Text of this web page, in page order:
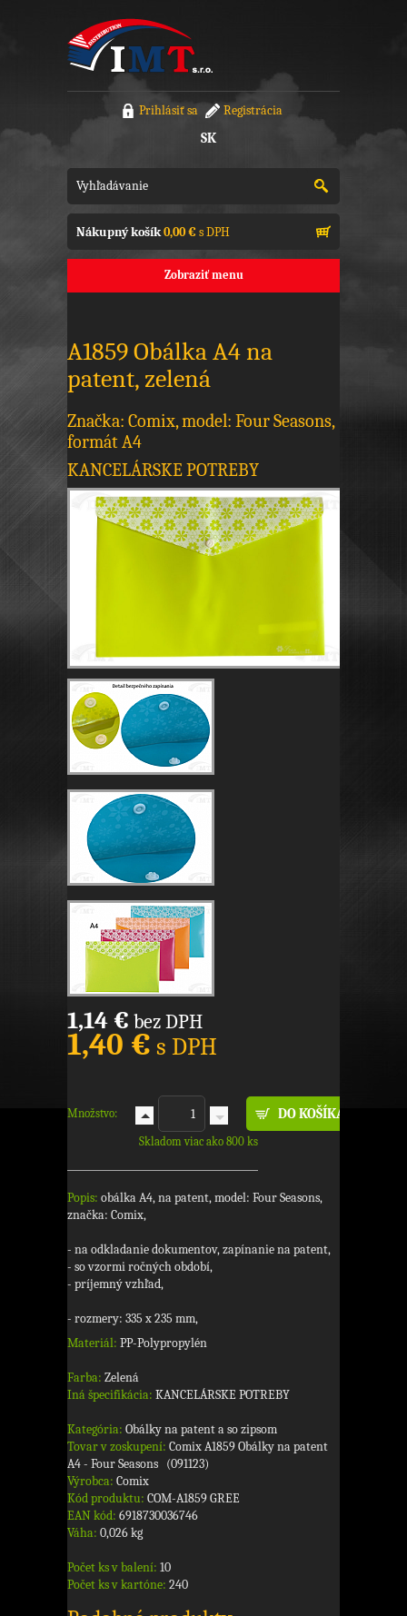
Prihlásiť sa Registrácia
SK
Nákupný košík0,00 €s DPH
Zobraziť menu
A1859 Obálka A4 na
patent, zelená
Značka: Comix, model: Four Seasons,
formát A4
KANCELÁRSKE POTREBY
1,14 € bez DPH
1,40 € s DPH
Množstvo:
Skladom viac ako 800 ks
Popis: obálka A4, na patent, model: Four Seasons,
značka: Comix,
- na odkladanie dokumentov, zapínanie na patent,
- so vzormi ročných období,
- príjemný vzhľad,
- rozmery: 335 x 235 mm,
Materiál: PP-Polypropylén
Farba: Zelená
Iná špecifikácia: KANCELÁRSKE POTREBY
Kategória: Obálky na patent a so zipsom
Tovar v zoskupení: Comix A1859 Obálky na patent
A4 - Four Seasons (091123)
Výrobca: Comix
Kód produktu: COM-A1859 GREE
EAN kód: 6918730036746
Váha: 0,026 kg
Počet ks v balení: 10
Počet ks v kartóne: 240